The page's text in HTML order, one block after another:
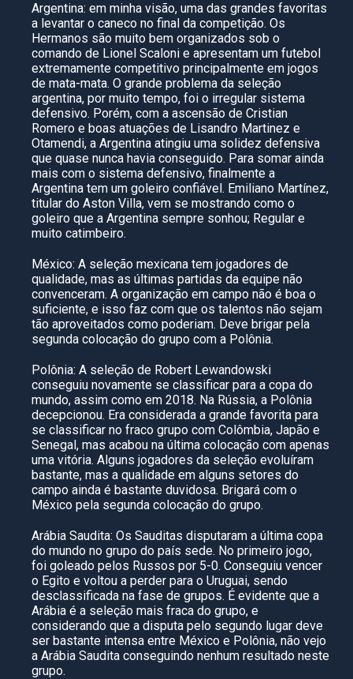
Argentina: em minha visão, uma das grandes favoritas
a levantar o caneco no final da competição. Os
Hermanos são muito bem organizados sob o
comando de Lionel Scaloni e apresentam um futebol
extremamente competitivo principalmente em jogos
de mata-mata. O grande problema da seleção
argentina, por muito tempo, foi o irregular sistema
defensivo. Porém, com a ascensão de Cristian
Romero e boas atuações de Lisandro Martinez e
Otamendi, a Argentina atingiu uma solidez defensiva
que quase nunca havia conseguido. Para somar ainda
mais com o sistema defensivo, finalmente a
Argentina tem um goleiro confiável. Emiliano Martínez,
titular do Aston Villa, vem se mostrando como o
goleiro que a Argentina sempre sonhou; Regular e
muito catimbeiro.
México: A seleção mexicana tem jogadores de
qualidade, mas as últimas partidas da equipe não
convenceram. A organização em campo não é boa o
suficiente, e isso faz com que os talentos não sejam
tão aproveitados como poderiam. Deve brigar pela
segunda colocação do grupo com a Polônia.
Polônia: A seleção de Robert Lewandowski
conseguiu novamente se classificar para a copa do
mundo, assim como em 2018. Na Rússia, a Polônia
decepcionou. Era considerada a grande favorita para
se classificar no fraco grupo com Colômbia, Japão e
Senegal, mas acabou na última colocação com apenas
uma vitória. Alguns jogadores da seleção evoluíram
bastante, mas a qualidade em alguns setores do
campo ainda é bastante duvidosa. Brigará com o
México pela segunda colocação do grupo.
Arábia Saudita: Os Sauditas disputaram a última copa
do mundo no grupo do país sede. No primeiro jogo,
foi goleado pelos Russos por 5-0. Conseguiu vencer
o Egito e voltou a perder para o Uruguai, sendo
desclassificada na fase de grupos. É evidente que a
Arábia é a seleção mais fraca do grupo, e
considerando que a disputa pelo segundo lugar deve
ser bastante intensa entre México e Polônia, não vejo
a Arábia Saudita conseguindo nenhum resultado neste
grupo.